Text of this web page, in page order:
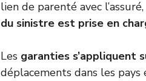
lien de parenté avec l’assuré,
du sinistre est prise en
Les garanties
déplacements dans les